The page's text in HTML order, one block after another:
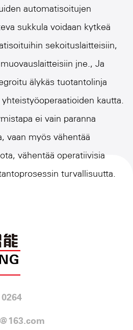
automatisoitujen
sukkula voidaan kytkeä
sekoituslaitteisiin,
jne., Ja
älykäs tuotantolinja
kautta.
ei vain paranna
vaan myös vähentää
vähentää operatiivisia
turvallisuutta.